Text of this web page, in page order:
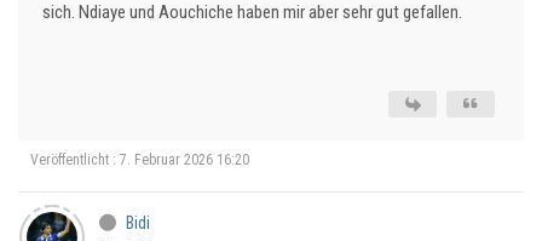
sich. Ndiaye und Aouchiche haben mir aber sehr gut gefallen.
Veröffentlicht : 7. Februar 2026 16:20
Bidi